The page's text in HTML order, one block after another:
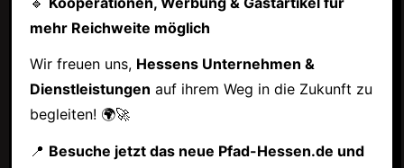
mehr Reichweite möglich
Wir freuen uns, Hessens Unternehmen &
Dienstleistungen auf ihrem Weg in die Zukunft zu
begleiten! 🌍🚀
📍 Besuche jetzt das neue Pfad-Hessen.de und